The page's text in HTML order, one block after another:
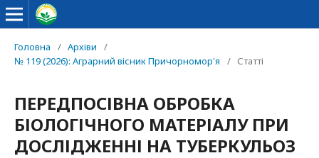
Головна / Архіви
/
№ 119 (2026): Аграрний вісник Причорномор'я
/ Статті
ПЕРЕДПОСІВНА ОБРОБКА
БІОЛОГІЧНОГО МАТЕРІАЛУ ПРИ
ДОСЛІДЖЕННІ НА ТУБЕРКУЛЬОЗ